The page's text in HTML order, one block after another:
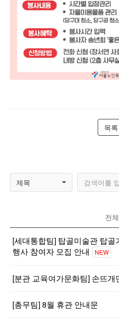
목록
제목
전
[세대통합팀] 탑골미술관 탑골
행사 참여자 모집 안내
NEW
[분관 교육여가문화팀] 손뜨
[총무팀] 8월 휴관 안내문